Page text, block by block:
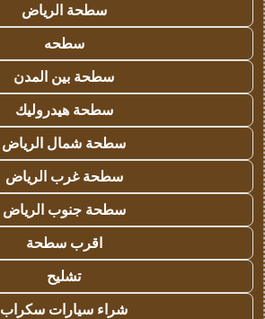
سطحة الرياض
سطحه
سطحة بين المدن
سطحة هيدروليك
سطحة شمال الرياض
سطحة غرب الرياض
سطحة جنوب الرياض
اقرب سطحة
تشليح
شراء سيارات سكراب